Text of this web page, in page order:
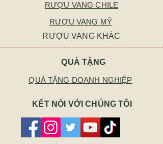
RƯỢU VANG CHILE
RƯỢU VANG MỸ
RƯỢU VANG KHÁC
QUÀ TẶNG
QUÀ TẶNG DOANH NGHIỆP
KẾT NỐI VỚI CHÚNG TÔI